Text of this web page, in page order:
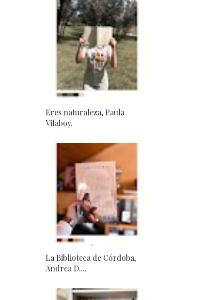
Eres naturaleza, Paula
Vilaboy.
La Biblioteca de Córdoba,
Andrea D....